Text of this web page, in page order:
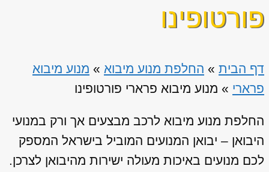
פורטופינו
דף הבית » החלפת מנוע מיבוא » מנוע מיבוא
פרארי » מנוע מיבוא פרארי פורטופינו
החלפת מנוע מיבוא לרכב מבצעים אך ורק במנועי
היבואן – יבואן המנועים המוביל בישראל המספק
לכם מנועים באיכות מעולה ישירות מהיבואן לצרכן.